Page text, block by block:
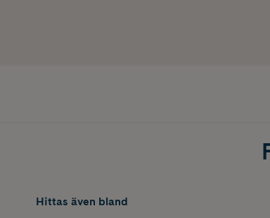
Hittas även bland